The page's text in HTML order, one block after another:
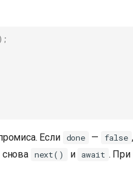
Если done — false ,
next() и await . При